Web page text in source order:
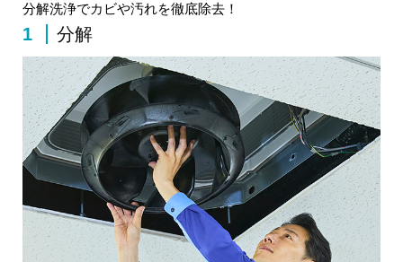
分解洗浄でカビや汚れを徹底除去！
1 分解